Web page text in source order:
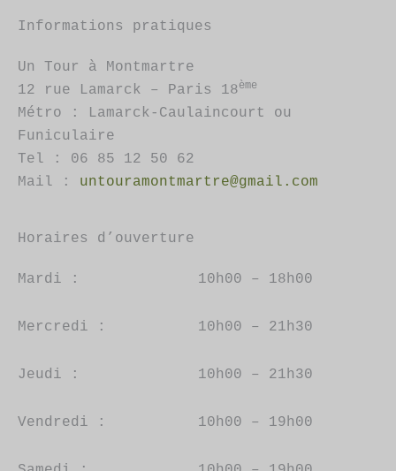
choisies
sur
la
du
produit
Informations pratiques
Un Tour à Montmartre
12 rue Lamarck – Paris 18ème
Métro : Lamarck-Caulaincourt ou
Funiculaire
Tel : 06 85 12 50 62
Mail : untouramontmartre@gmail.com
Horaires d’ouverture
Mardi : 10h00 – 18h00
Mercredi : 10h00 – 21h30
Jeudi : 10h00 – 21h30
Vendredi : 10h00 – 19h00